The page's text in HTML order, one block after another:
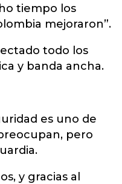
tiempo los
mejoraron”.
todo los
y banda ancha.
es uno de
pero
y gracias al